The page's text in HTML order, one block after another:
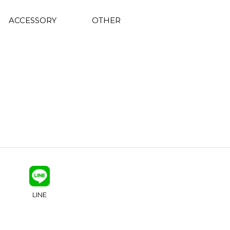
ACCESSORY OTHER
LINE